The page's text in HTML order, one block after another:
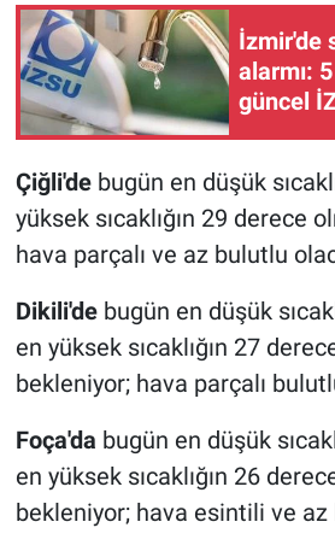
İzmir'de
alarmı:
güncel
Çiğli'debugün en düşük
yüksek sıcaklığın 29 derece
hava parçalı ve az bulutlu
Dikili'debugün en düşük
en yüksek sıcaklığın 27
bekleniyor; hava parçalı
Foça'da bugün en düşük
en yüksek sıcaklığın 26
bekleniyor; hava esintili ve